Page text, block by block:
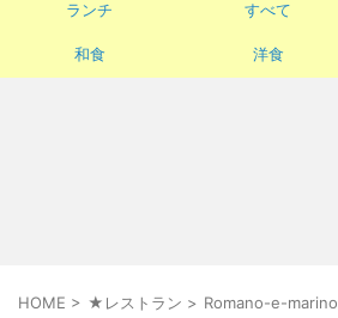
ランチ すべて
和食 洋食
HOME > ★レストラン > Romano-e-marino